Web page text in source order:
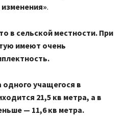
.
в сельской местности. При
имеют очень
одного учащегося в
21,5 кв метра, а в
— 11,6 кв метра.